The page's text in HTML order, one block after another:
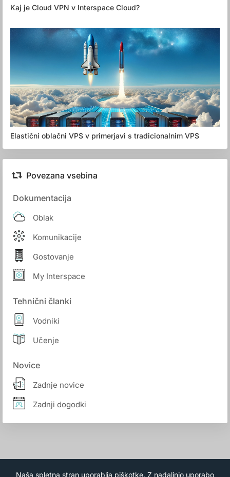
Kaj je Cloud VPN v Interspace Cloud?
Elastični oblačni VPS v primerjavi s tradicionalnim VPS
Povezana vsebina
Dokumentacija
Oblak
Komunikacije
Gostovanje
My Interspace
Tehnični članki
Vodniki
Učenje
Novice
Zadnje novice
Zadnji dogodki
Naša spletna stran uporablja piškotke. Z nadaljnjo uporabo